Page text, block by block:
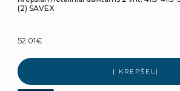
(2) SAVEX
52.01€
Į KREPŠELĮ